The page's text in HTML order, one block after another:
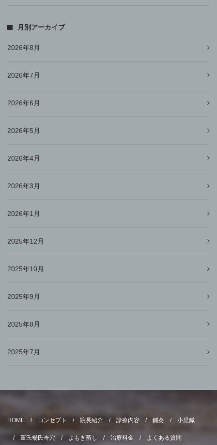
月別アーカイブ
2026年8月
2026年7月
2026年6月
2026年5月
2026年4月
2026年3月
2026年1月
2025年12月
2025年10月
2025年9月
2025年8月
2025年7月
HOME コンセプト 院長紹介 診療内容 鍼灸 小児鍼
董氏楊氏奇穴 よもぎ蒸し 治療料金 よくある質問